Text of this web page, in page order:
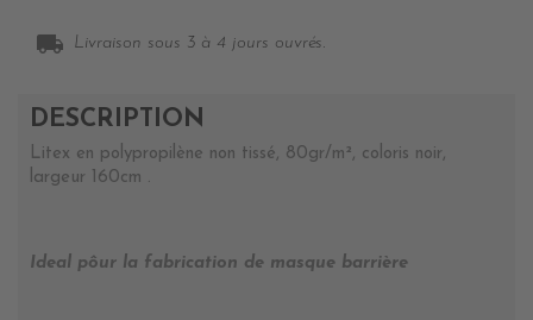
local_shipping Livraison sous 3 à 4 jours ouvrés.
DESCRIPTION
Litex en polypropilène non tissé, 80gr/m², coloris noir,
largeur 160cm .
Ideal pôur la fabrication de masque barrière